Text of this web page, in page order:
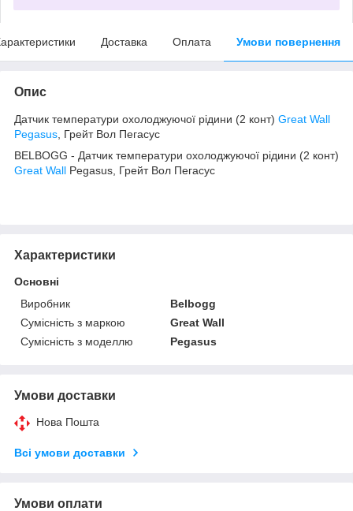
Доставка Оплата Умови повернення
Опис
Датчик температури охолоджуючої рідини (2 конт) Great Wall
Pegasus , Грейт Вол Пегасус
BELBOGG - Датчик температури охолоджуючої рідини (2 конт)
Great Wall Pegasus, Грейт Вол Пегасус
Характеристики
Основні
Виробник
Belbogg
Сумісність з маркою
Great Wall
Сумісність з моделлю
Pegasus
Умови доставки
Нова Пошта
Всі умови доставки
Умови оплати